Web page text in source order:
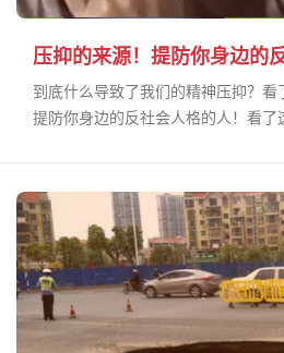
压抑的来源！提防你身边的
到底什么导致了我们的精神压抑？看
提防你身边的反社会人格的人！看了